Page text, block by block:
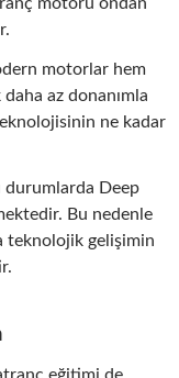
motorlar hem
az donanımla
ne kadar
durumlarda Deep
Bu nedenle
teknolojik gelişimin